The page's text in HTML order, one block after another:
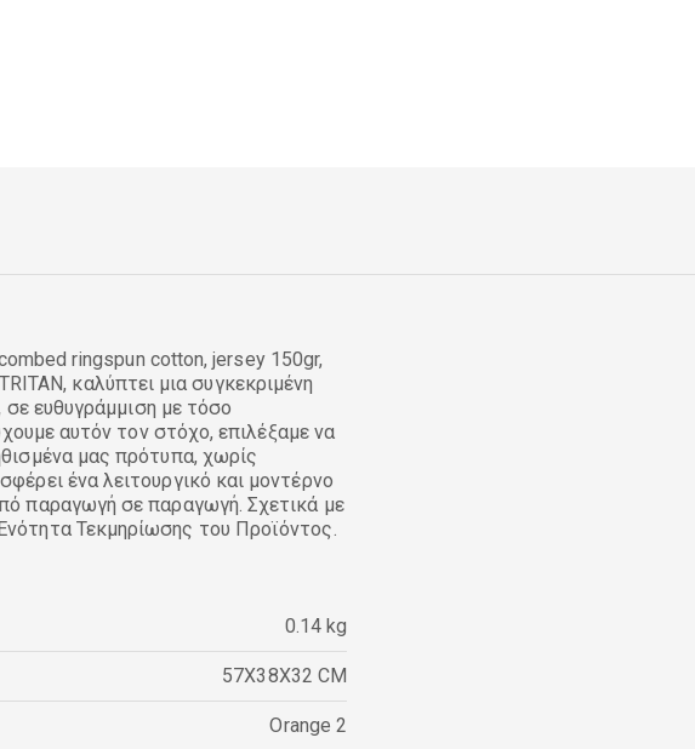
ringspun cotton, jersey 150gr,
καλύπτει μια συγκεκριμένη
σε ευθυγράμμιση με τόσο
αυτόν τον στόχο, επιλέξαμε να
μας πρότυπα, χωρίς
ένα λειτουργικό και μοντέρνο
παραγωγή σε παραγωγή. Σχετικά με
Τεκμηρίωσης του Προϊόντος.
0.14 kg
57X38X32 CM
Orange 2